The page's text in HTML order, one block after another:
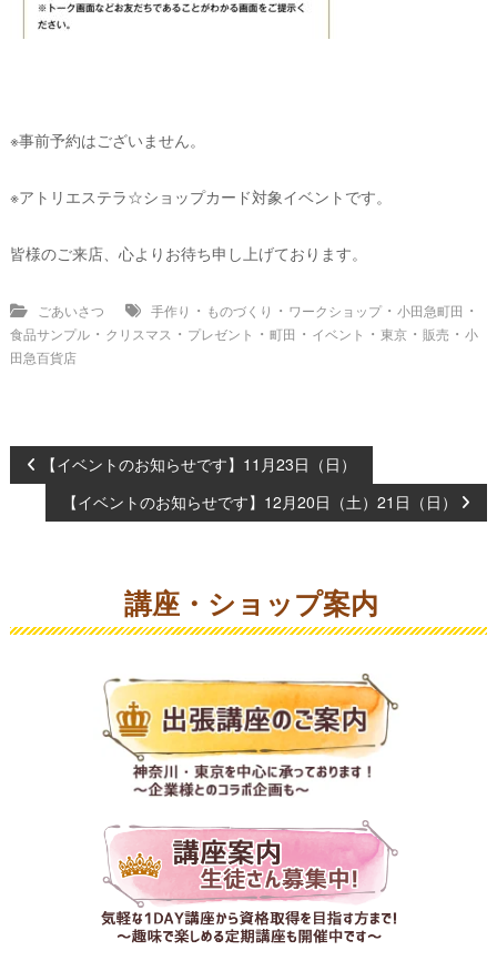
※事前予約はございません。
※アトリエステラ☆ショップカード対象イベントです。
皆様のご来店、心よりお待ち申し上げております。
ごあいさつ 手作り ・ ものづくり ・ ワークショップ・ 小田急町田 ・
食品サンプル・ クリスマス ・ プレゼント ・ 町田 ・ イベント ・ 東京・ 販売 ・ 小
田急百貨店
投
ビ
【イベントのお知らせです】11月23日（日）
【イベントのお知らせです】12月20日（土）21日（日）
講座・ショップ案内